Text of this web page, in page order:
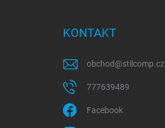
KONTAKT
obchod@stilcomp.cz
777639489
Facebook